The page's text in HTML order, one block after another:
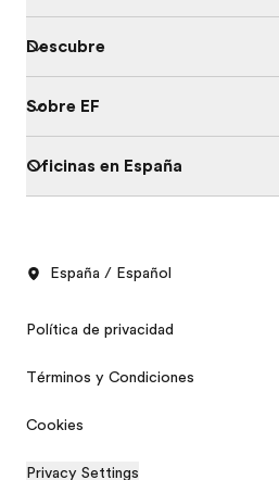
Descubre
Sobre EF
Oficinas en España
España / Español
Política de privacidad
Términos y Condiciones
Cookies
Privacy Settings